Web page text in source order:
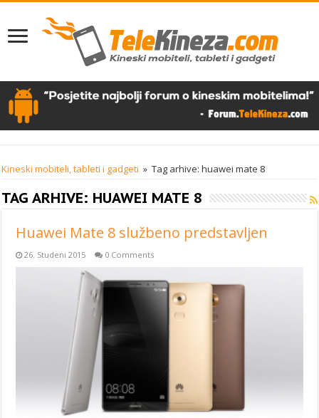
Kineski mobiteli, tableti i gadgeti » Tag arhive: huawei mate 8
TAG ARHIVE: HUAWEI MATE 8
Huawei Mate 8 službeno predstavljen
26. Studeni 2015 0 Comments